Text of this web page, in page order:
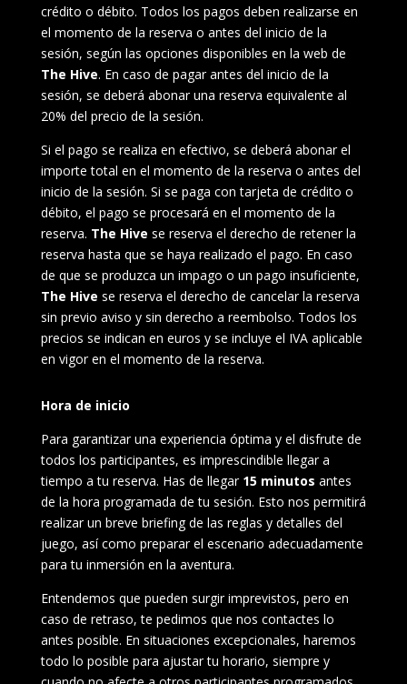
crédito o débito. Todos los pagos deben realizarse en
el momento de la reserva o antes del inicio de la
sesión, según las opciones disponibles en la web de
The Hive. En caso de pagar antes del inicio de la
sesión, se deberá abonar una reserva equivalente al
20% del precio de la sesión.
Si el pago se realiza en efectivo, se deberá abonar el
importe total en el momento de la reserva o antes del
inicio de la sesión. Si se paga con tarjeta de crédito o
débito, el pago se procesará en el momento de la
reserva. The Hive se reserva el derecho de retener la
reserva hasta que se haya realizado el pago. En caso
de que se produzca un impago o un pago insuficiente,
The Hive se reserva el derecho de cancelar la reserva
sin previo aviso y sin derecho a reembolso. Todos los
precios se indican en euros y se incluye el IVA aplicable
en vigor en el momento de la reserva.
Hora de inicio
Para garantizar una experiencia óptima y el disfrute de
todos los participantes, es imprescindible llegar a
tiempo a tu reserva. Has de llegar 15 minutos antes
de la hora programada de tu sesión. Esto nos permitirá
realizar un breve briefing de las reglas y detalles del
juego, así como preparar el escenario adecuadamente
para tu inmersión en la aventura.
Entendemos que pueden surgir imprevistos, pero en
caso de retraso, te pedimos que nos contactes lo
antes posible. En situaciones excepcionales, haremos
todo lo posible para ajustar tu horario, siempre y